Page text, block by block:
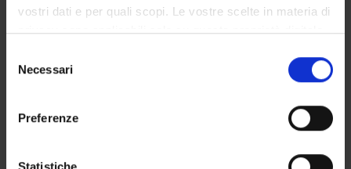
vostri dati e per quali scopi. Le vostre scelte in materia di
privacy sono applicabili solo su questa proprietà digitale
modificare o revocare il proprio consenso in qualsiasi
momento dalla Dichiarazione sui cookie o facendo clic
raccogliere informazioni sulla tua posizione
delNecessari
Preferenze
STUDYING
People